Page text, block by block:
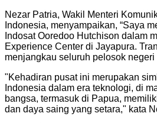
Nezar Patria, Wakil Menteri
Indonesia, menyampaikan, “Saya
Indosat Ooredoo Hutchison dalam
Experience Center di Jayapura.
menjangkau seluruh pelosok
"Kehadiran pusat ini merupakan
Indonesia dalam era teknologi, di
bangsa, termasuk di Papua,
dan daya saing yang setara," kata